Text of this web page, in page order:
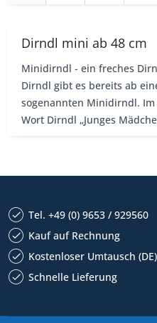
Dirndl mini ab 48 cm
Minidirndl - ein freches
Dirndl gibt es bereits ab
sogenannten Minidirndl.
Wort Dirndl „Junges
Tel. +49 (0) 9653 / 929560
Kauf auf Rechnung
Kostenloser Umtausch (DE)
Schnelle Lieferung